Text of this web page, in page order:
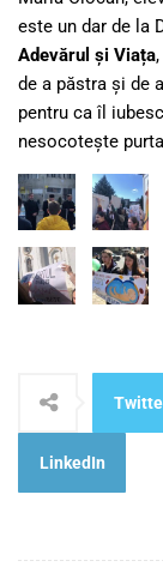
este un dar de la
Adevărul și Viața
de a păstra și de
pentru ca îl
nesocotește
LinkedIn